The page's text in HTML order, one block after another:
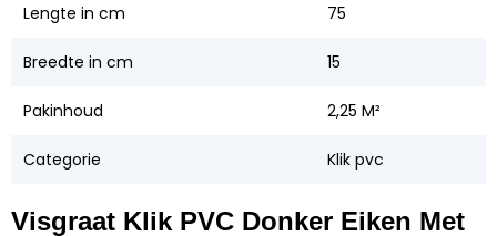
Lengte in cm 75
Breedte in cm 15
Pakinhoud 2,25 M²
Categorie Klik pvc
Visgraat Klik PVC Donker Eiken Met